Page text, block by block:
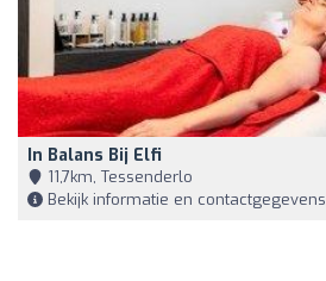
In Balans Bij Elfi
11,7km, Tessenderlo
Bekijk informatie en contactgegevens